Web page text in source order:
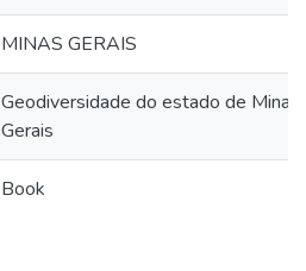
MINAS GERAIS
Geodiversidade do estado de Minas
Gerais
Book